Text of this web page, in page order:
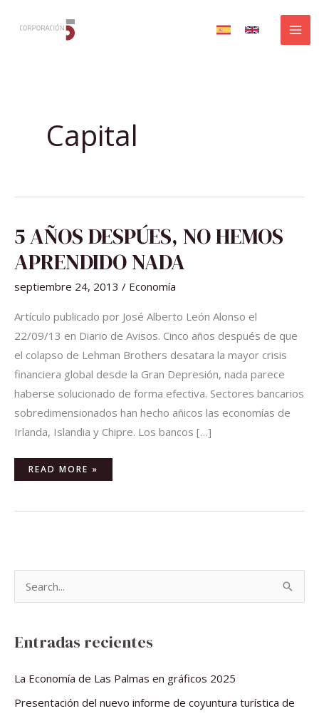
Capital
5 AÑOS DESPÚES, NO HEMOS
APRENDIDO NADA
septiembre 24, 2013 / Economía
Artículo publicado por José Alberto León Alonso el
22/09/13 en Diario de Avisos. Cinco años después de que
el colapso de Lehman Brothers desatara la mayor crisis
financiera global desde la Gran Depresión, nada parece
haberse solucionado de forma efectiva. Sectores bancarios
sobredimensionados han hecho añicos las economías de
Irlanda, Islandia y Chipre. Los bancos […]
AÑOS
DESPÚES,
NO
HEMOS
APRENDIDO
READ MORE »
a
r
Entradas recientes
La Economía de Las Palmas en gráficos 2025
Presentación del nuevo informe de coyuntura turística de